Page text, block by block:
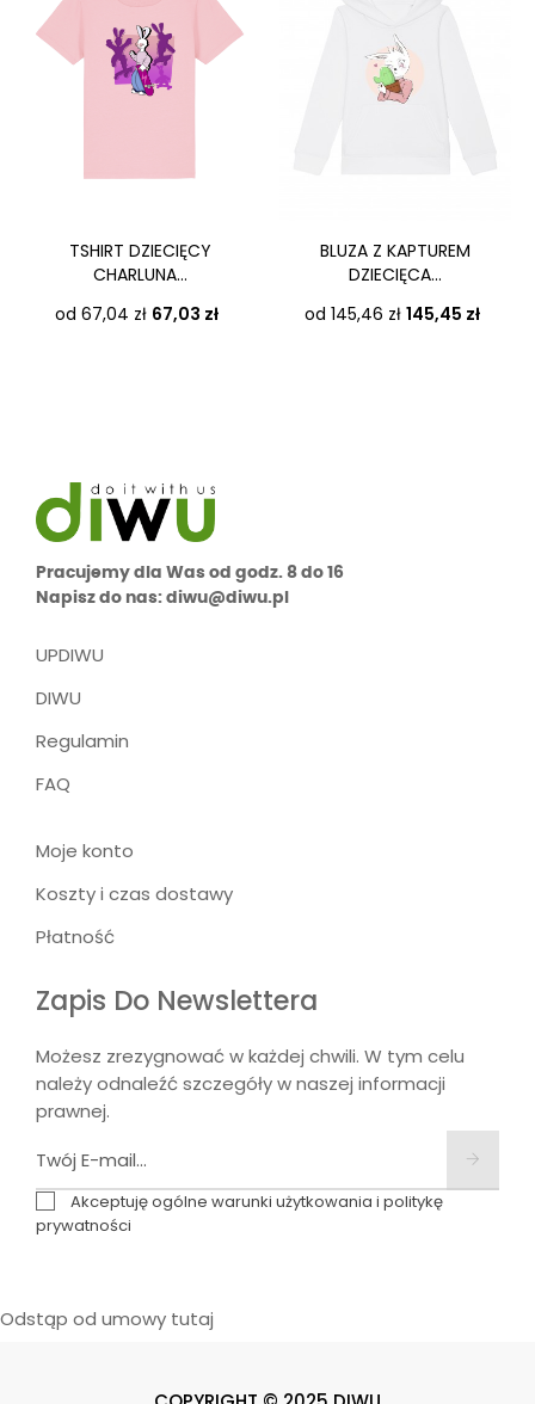
TSHIRT DZIECIĘCY
CHARLUNA...
od 67,04 zł Cena
67,03 zł
BLUZA Z KAPTUREM
DZIECIĘCA...
od 145,46 zł Cena
145,45 zł
Pracujemy dla Was od godz. 8 do 16
Napisz do nas: diwu@diwu.pl
UPDIWU
DIWU
Regulamin
FAQ
Moje konto
Koszty i czas dostawy
Płatność
Zapis Do Newslettera
Możesz zrezygnować w każdej chwili. W tym celu
należy odnaleźć szczegóły w naszej informacji
prawnej.
Akceptuję ogólne warunki użytkowania i politykę
prywatności
Odstąp od umowy tutaj